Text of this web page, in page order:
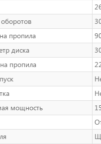
пропила
диска
пропила
мощность